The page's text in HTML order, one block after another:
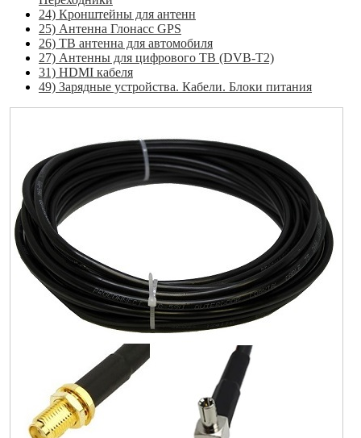
24) Кронштейны для антенн
25) Антенна Глонасс GPS
26) ТВ антенна для автомобиля
27) Антенны для цифрового ТВ (DVB-T2)
31) HDMI кабеля
49) Зарядные устройства. Кабели. Блоки питания